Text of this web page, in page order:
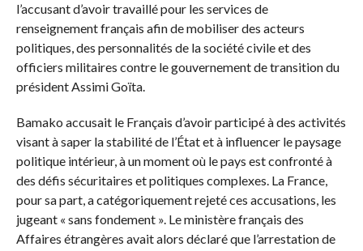
l’accusant d’avoir travaillé pour les services de
renseignement français afin de mobiliser des acteurs
politiques, des personnalités de la société civile et des
officiers militaires contre le gouvernement de transition du
président Assimi Goïta.
Bamako accusait le Français d’avoir participé à des activités
visant à saper la stabilité de l’État et à influencer le paysage
politique intérieur, à un moment où le pays est confronté à
des défis sécuritaires et politiques complexes. La France,
pour sa part, a catégoriquement rejeté ces accusations, les
jugeant « sans fondement ». Le ministère français des
Affaires étrangères avait alors déclaré que l’arrestation de